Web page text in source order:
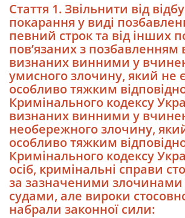
Стаття 1. Звільнити від
покарання у виді
певний строк та від інших
пов’язаних з позбавленням
визнаних винними у
умисного злочину, який не
особливо тяжким відповідно
Кримінального кодексу
визнаних винними у
необережного злочину,
особливо тяжким відповідно
Кримінального кодексу
осіб, кримінальні справи
за зазначеними злочинами
судами, але вироки
набрали законної сили: